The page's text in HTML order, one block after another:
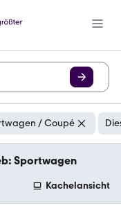
/ Coupé
Sportwagen
Kachelansicht